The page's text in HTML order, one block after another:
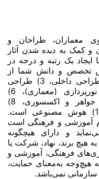
معماران، طراحان و
و کمک به دیده شدن آثار
ایجاد یک رتبه و درجه در
تخصص و دانش شما از
دنیای 10 شاخه : 1) معماری، 2) طراحی داخلی، 3) طراحی
صنعتی، 4) طراحی مبلمان، 5) نورپردازی (معماری)، 6)
نورپردازی (محصول)، 7) طراحی جواهر و اکسسوری، 8)
طراحی گرافیک، 9) عکاسی و 10) هوش مصنوعی است.
آموزشی و فرهنگی است
و دارای هیچگونه
هیچ برند، نهاد، شرکت یا
فرهنگی، آموزشی و
هیچ‌وجه به‌معنای حمایت،
سازمانی نمی‌باشد.